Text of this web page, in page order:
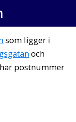
som ligger i
och
postnummer